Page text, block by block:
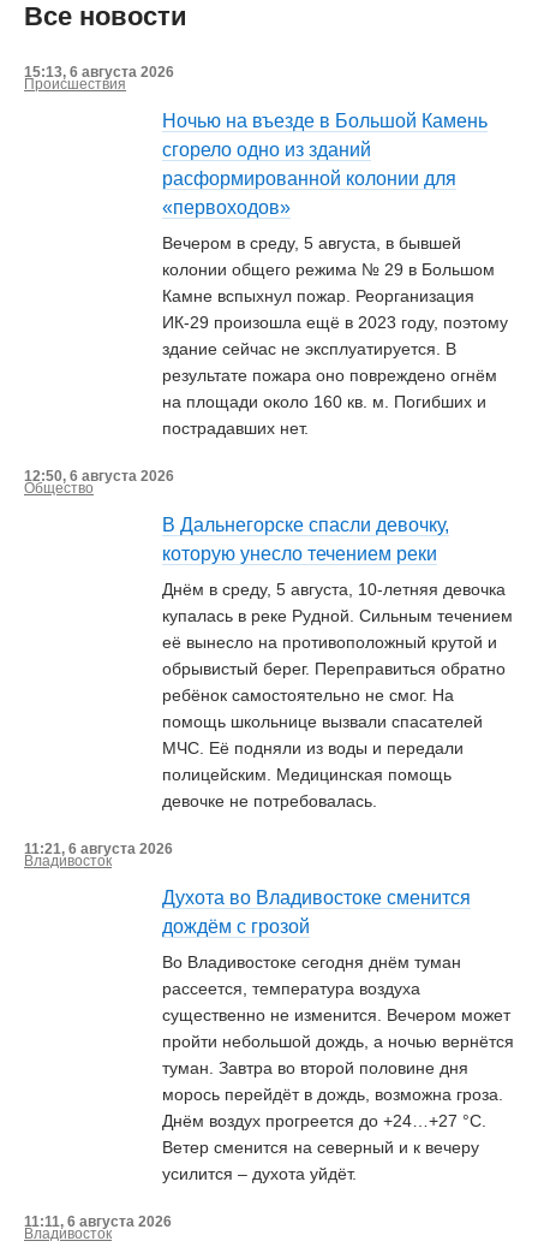
Все новости
15:13, 6 августа 2026
Происшествия
Ночью на въезде в Большой Камень
сгорело одно из зданий
расформированной колонии для
«первоходов»
Вечером в среду, 5 августа, в бывшей
колонии общего режима № 29 в Большом
Камне вспыхнул пожар. Реорганизация
ИК-29 произошла ещё в 2023 году, поэтому
здание сейчас не эксплуатируется. В
результате пожара оно повреждено огнём
на площади около 160 кв. м. Погибших и
пострадавших нет.
12:50, 6 августа 2026
Общество
В Дальнегорске спасли девочку,
которую унесло течением реки
Днём в среду, 5 августа, 10-летняя девочка
купалась в реке Рудной. Сильным течением
её вынесло на противоположный крутой и
обрывистый берег. Переправиться обратно
ребёнок самостоятельно не смог. На
помощь школьнице вызвали спасателей
МЧС. Её подняли из воды и передали
полицейским. Медицинская помощь
девочке не потребовалась.
11:21, 6 августа 2026
Владивосток
Духота во Владивостоке сменится
дождём с грозой
Во Владивостоке сегодня днём туман
рассеется, температура воздуха
существенно не изменится. Вечером может
пройти небольшой дождь, а ночью вернётся
туман. Завтра во второй половине дня
морось перейдёт в дождь, возможна гроза.
Днём воздух прогреется до +24…+27 °C.
Ветер сменится на северный и к вечеру
усилится – духота уйдёт.
11:11, 6 августа 2026
Владивосток